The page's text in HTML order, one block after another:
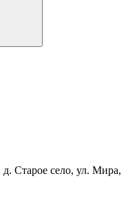
Старое село, ул. Мира,